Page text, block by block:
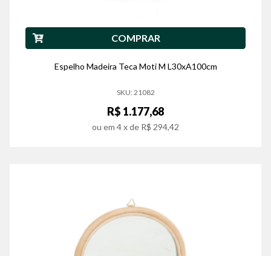
COMPRAR
Espelho Madeira Teca Moti M L30xA100cm
SKU: 21082
R$ 1.177,68
ou em 4x de R$ 294,42